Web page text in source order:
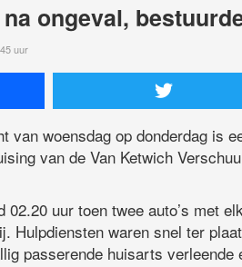
ongeval,
uur
van woensdag op donderdag is
van de Van Ketwich
02.20 uur toen twee auto’s met
Hulpdiensten waren snel ter
passerende huisarts verleende